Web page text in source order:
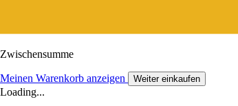
Zwischensumme
Meinen Warenkorb anzeigen Weiter einkaufen
Loading...